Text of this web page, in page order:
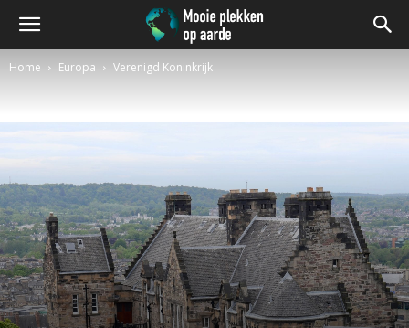
Home Europa Verenigd Koninkrijk